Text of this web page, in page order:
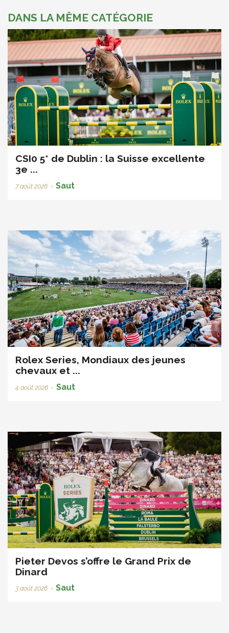
DANS LA MÊME CATÉGORIE
CSI0 5* de Dublin : la Suisse excellente
3e ...
7 août 2026 • Saut
Rolex Series, Mondiaux des jeunes
chevaux et ...
4 août 2026 • Saut
Pieter Devos s’offre le Grand Prix de
Dinard
3 août 2026 • Saut